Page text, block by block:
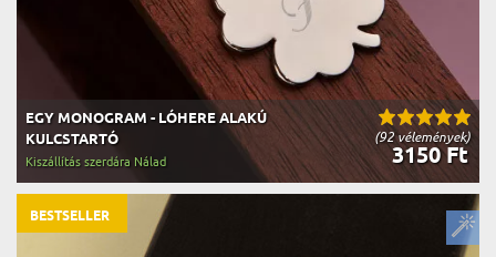
(92 vélemények)
EGY MONOGRAM - LÓHERE ALAKÚ
KULCSTARTÓ
3150 Ft
Kiszállítás szerdára Nálad
BESTSELLER